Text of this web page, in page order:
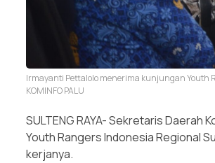
Irmayanti Pettalolo menerima kunjungan Youth
KOMINFO PALU
SULTENG RAYA- Sekretaris Daerah
Youth Rangers Indonesia Regional
kerjanya.